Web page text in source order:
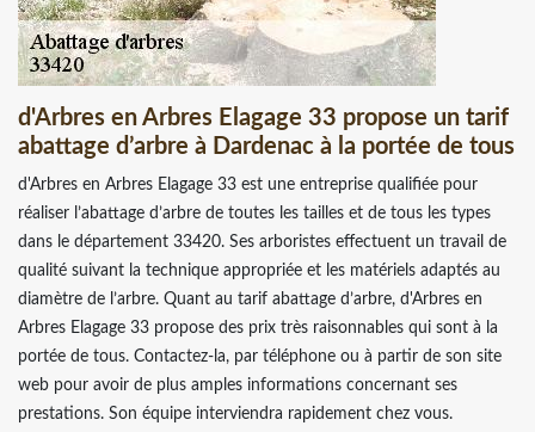
d'Arbres en Arbres Elagage 33 propose un tarif
abattage d’arbre à Dardenac à la portée de tous
d'Arbres en Arbres Elagage 33 est une entreprise qualifiée pour
réaliser l’abattage d’arbre de toutes les tailles et de tous les types
dans le département 33420. Ses arboristes effectuent un travail de
qualité suivant la technique appropriée et les matériels adaptés au
diamètre de l’arbre. Quant au tarif abattage d’arbre, d'Arbres en
Arbres Elagage 33 propose des prix très raisonnables qui sont à la
portée de tous. Contactez-la, par téléphone ou à partir de son site
web pour avoir de plus amples informations concernant ses
prestations. Son équipe interviendra rapidement chez vous.